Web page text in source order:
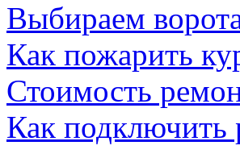
Выбираем
Как пожарить
Стоимость
Как подключить